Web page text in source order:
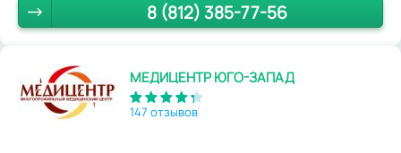
8 (812) 385-77-56
МЕДИЦЕНТР ЮГО-ЗАПАД
147 отзывов